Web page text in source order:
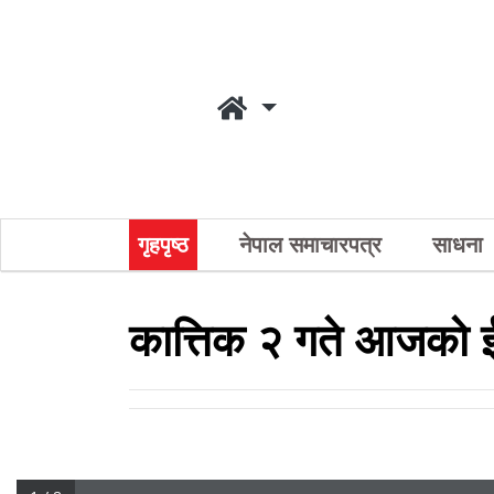
गृहपृष्ठ नेपाल समाचारपत्र साधना
कात्तिक २ गते आजको